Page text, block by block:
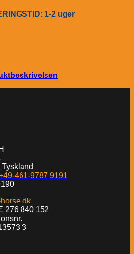
1-2 uger
461-9787 9191
276 840 152
3